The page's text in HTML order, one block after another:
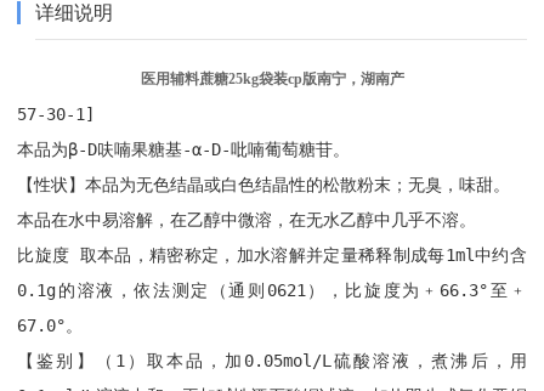
详细说明
医用辅料蔗糖25kg袋装cp版南宁，湖南产
57-30-1]
本品为β-D呋喃果糖基-α-D-吡喃葡萄糖苷。
【性状】本品为无色结晶或白色结晶性的松散粉末；无臭，味甜。
本品在水中易溶解，在乙醇中微溶，在无水乙醇中几乎不溶。
比旋度 取本品，精密称定，加水溶解并定量稀释制成每1ml中约含
0.1g的溶液，依法测定（通则0621），比旋度为﹢66.3°至﹢
67.0°。
【鉴别】（1）取本品，加0.05mol/L硫酸溶液，煮沸后，用